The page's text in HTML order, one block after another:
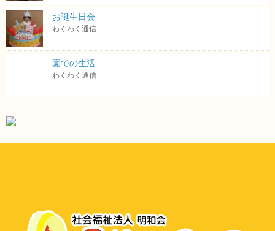
お誕生日会
わくわく通信
園での生活
わくわく通信